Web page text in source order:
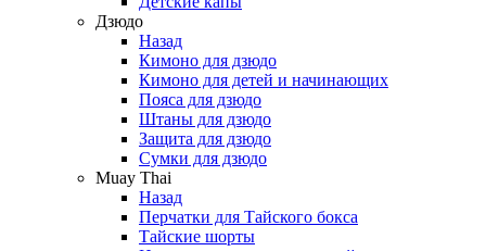
Дзюдо
Назад
Кимоно для дзюдо
Кимоно для детей и начинающих
Пояса для дзюдо
Штаны для дзюдо
Защита для дзюдо
Сумки для дзюдо
Muay Thai
Назад
Перчатки для Тайского бокса
Тайские шорты